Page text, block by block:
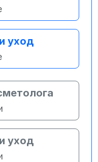
уход
уход